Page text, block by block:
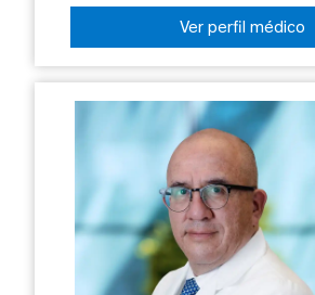
Ver perfil médico